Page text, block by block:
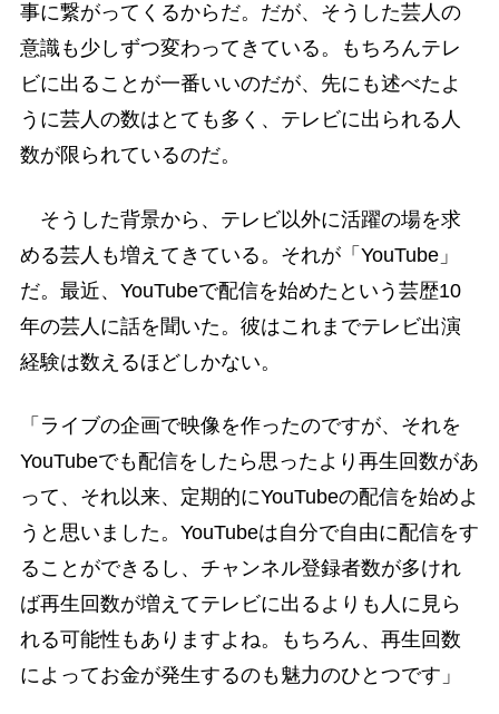
事に繋がってくるからだ。だが、そうした芸人の
意識も少しずつ変わってきている。もちろんテレ
ビに出ることが一番いいのだが、先にも述べたよ
うに芸人の数はとても多く、テレビに出られる人
数が限られているのだ。
そうした背景から、テレビ以外に活躍の場を求
める芸人も増えてきている。それが「YouTube」
だ。最近、YouTubeで配信を始めたという芸歴10
年の芸人に話を聞いた。彼はこれまでテレビ出演
経験は数えるほどしかない。
「ライブの企画で映像を作ったのですが、それを
YouTubeでも配信をしたら思ったより再生回数があ
って、それ以来、定期的にYouTubeの配信を始めよ
うと思いました。YouTubeは自分で自由に配信をす
ることができるし、チャンネル登録者数が多けれ
ば再生回数が増えてテレビに出るよりも人に見ら
れる可能性もありますよね。もちろん、再生回数
によってお金が発生するのも魅力のひとつです」